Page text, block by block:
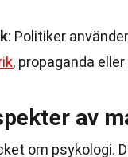
: Politiker
, propaganda
av
om psykologi.